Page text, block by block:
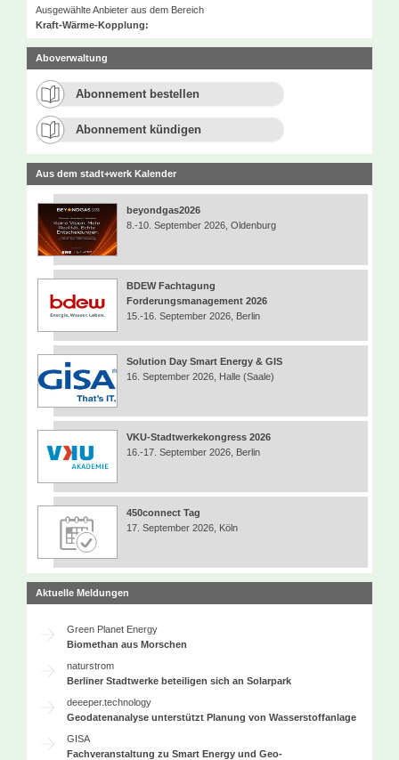
Ausgewählte Anbieter aus dem Bereich
Kraft-Wärme-Kopplung:
Aboverwaltung
Abonnement bestellen
Abonnement kündigen
Aus dem stadt+werk Kalender
beyondgas2026
8.-10. September 2026, Oldenburg
BDEW Fachtagung
Forderungsmanagement 2026
15.-16. September 2026, Berlin
Solution Day Smart Energy & GIS
16. September 2026, Halle (Saale)
VKU-Stadtwerkekongress 2026
16.-17. September 2026, Berlin
450connect Tag
17. September 2026, Köln
Aktuelle Meldungen
Green Planet Energy
Biomethan aus Morschen
naturstrom
Berliner Stadtwerke beteiligen sich an Solarpark
deeeper.technology
Geodatenanalyse unterstützt Planung von Wasserstoffanlage
GISA
Fachveranstaltung zu Smart Energy und Geo-